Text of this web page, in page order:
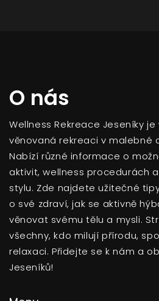
O nás
Wellness Rekreace Jeseníky
věnovaná rekreaci v malebné
Nabízí různé informace o
aktivit, wellness procedurách
stylu. Zde najdete užitečné
o své zdraví, jak se aktivně
věnovat svému tělu a mysli.
všechny, kdo milují přírodu,
relaxaci. Přidejte se k nám a
Jeseníků!